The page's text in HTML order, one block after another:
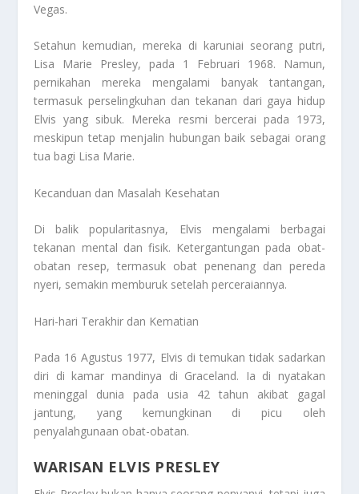
Vegas.
Setahun kemudian, mereka di karuniai seorang putri,
Lisa Marie Presley, pada 1 Februari 1968. Namun,
pernikahan mereka mengalami banyak tantangan,
termasuk perselingkuhan dan tekanan dari gaya hidup
Elvis yang sibuk. Mereka resmi bercerai pada 1973,
meskipun tetap menjalin hubungan baik sebagai orang
tua bagi Lisa Marie.
Kecanduan dan Masalah Kesehatan
Di balik popularitasnya, Elvis mengalami berbagai
tekanan mental dan fisik. Ketergantungan pada obat-
obatan resep, termasuk obat penenang dan pereda
nyeri, semakin memburuk setelah perceraiannya.
Hari-hari Terakhir dan Kematian
Pada 16 Agustus 1977, Elvis di temukan tidak sadarkan
diri di kamar mandinya di Graceland. Ia di nyatakan
meninggal dunia pada usia 42 tahun akibat gagal
jantung, yang kemungkinan di picu oleh
penyalahgunaan obat-obatan.
WARISAN ELVIS PRESLEY